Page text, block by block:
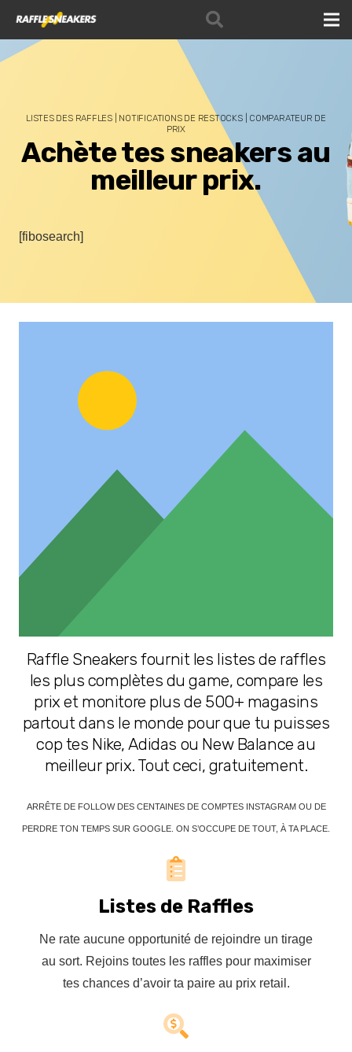
LISTES DES RAFFLES | NOTIFICATIONS DE RESTOCKS | COMPARATEUR DE
PRIX
Achète tes sneakers au
meilleur prix.
[fibosearch]
Raffle Sneakers fournit les listes de raffles
les plus complètes du game, compare les
prix et monitore plus de 500+ magasins
partout dans le monde pour que tu puisses
cop tes Nike, Adidas ou New Balance au
meilleur prix. Tout ceci, gratuitement.
ARRÊTE DE FOLLOW DES CENTAINES DE COMPTES INSTAGRAM OU DE
PERDRE TON TEMPS SUR GOOGLE. ON S’OCCUPE DE TOUT, À TA PLACE.
Listes de Raffles
Ne rate aucune opportunité de rejoindre un tirage
au sort. Rejoins toutes les raffles pour maximiser
tes chances d’avoir ta paire au prix retail.